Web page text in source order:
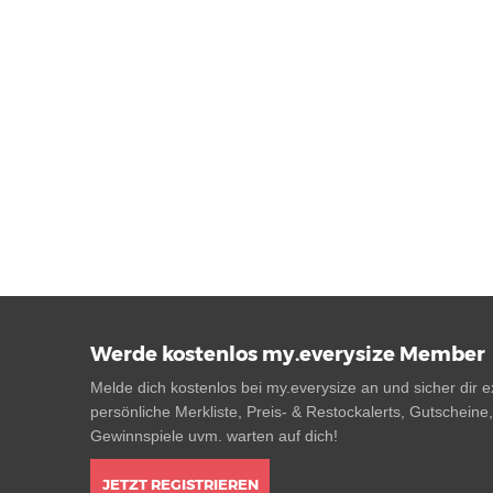
Werde kostenlos my.everysize Member
Melde dich kostenlos bei my.everysize an und sicher dir
persönliche Merkliste, Preis- & Restockalerts,
Gewinnspiele uvm. warten auf dich!
JETZT REGISTRIEREN